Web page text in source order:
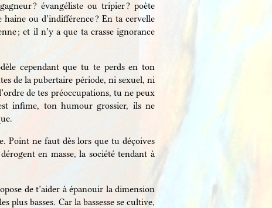
? évangéliste ou tripier ? poète
ou d’indifférence ? En ta cervelle
; et il n’y a que ta crasse ignorance
cependant que tu te perds en ton
de la pubertaire période, ni sexuel, ni
de tes préoccupations, tu ne peux
infime, ton humour grossier, ils ne
Point ne faut dès lors que tu déçoives
en masse, la société tendant à
de t’aider à épanouir la dimension
basses. Car la bassesse se cultive,